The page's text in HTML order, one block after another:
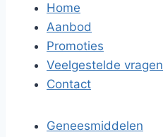
Home
Aanbod
Promoties
Veelgestelde vragen
Contact
Geneesmiddelen